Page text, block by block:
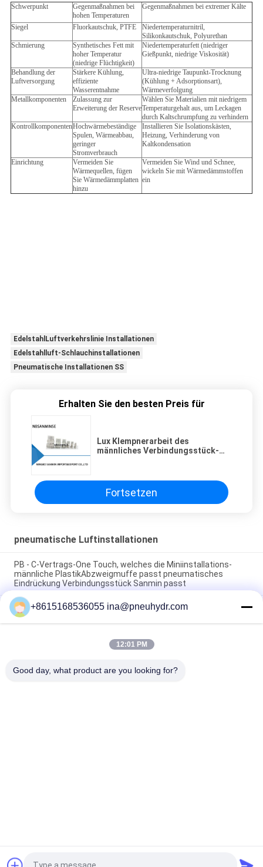
Schwerpunkt
Gegenmaßnahmen bei
hohen Temperaturen
Gegenmaßnahmen bei extremer Kälte
Siegel Fluorkautschuk, PTFE
Niedertemperaturnitril,
Silikonkautschuk, Polyurethan
Schmierung
Synthetisches Fett mit
hoher Temperatur
(niedrige Flüchtigkeit)
Niedertemperaturfett (niedriger
Gießpunkt, niedrige Viskosität)
Behandlung der
Luftversorgung
Stärkere Kühlung,
effiziente
Wasserentnahme
Ultra-niedrige Taupunkt-Trocknung
(Kühlung + Adsorptionsart),
Wärmeverfolgung
Metallkomponenten
Zulassung zur
Erweiterung der Reserve
Wählen Sie Materialien mit niedrigem
Temperaturgehalt aus, um Leckagen
durch Kaltschrumpfung zu verhindern
KontrollkomponentenHochwärmebeständige
Spulen, Wärmeabbau,
geringer
Stromverbrauch
Installieren Sie Isolationskästen,
Heizung, Verhinderung von
Kaltkondensation
Einrichtung
Vermeiden Sie
Wärmequellen, fügen
Sie Wärmedämmplatten
hinzu
Vermeiden Sie Wind und Schnee,
wickeln Sie mit Wärmedämmstoffen
ein
EdelstahlLuftverkehrslinie Installationen
Edelstahlluft-Schlauchinstallationen
Pneumatische Installationen SS
Erhalten Sie den besten Preis für
Lux Klempnerarbeit des
männliches Verbindungsstück-
hohe Qualität Sanmin passt
Fortsetzen
pneumatische Luftinstallationen
PB - C-Vertrags-One Touch, welches die Miniinstallations-
männliche PlastikAbzweigmuffe passt pneumatisches
Eindrückung Verbindungsstück Sanmin passt
NBSANMINSE-C-pneumatischer Luft-Installations-
Schalldämpfer-Drossel-Ventil-pneumatischer
Messingschalldämpfer
Pneumatische Luft-Installationen Rc-Faden-KF Messing mit
+8615168536055 ina@pneuhydr.com
12:01 PM
Good day, what product are you looking for?